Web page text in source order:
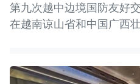
第九次越中边境国防友好
在越南谅山省和中国广西